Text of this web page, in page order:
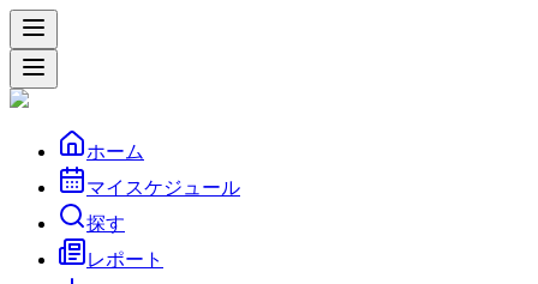
ホーム
マイスケジュール
探す
レポート